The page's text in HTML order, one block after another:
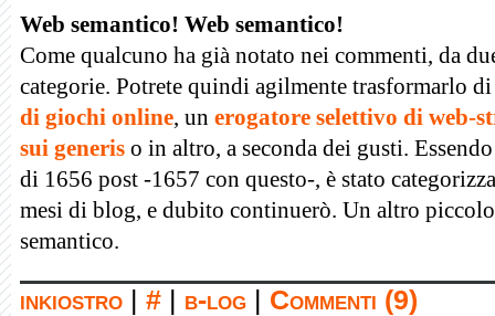
Web semantico! Web semantico!
Come qualcuno ha già notato nei commenti, da
categorie. Potrete quindi agilmente trasformarlo
di giochi online, un erogatore selettivo di web-
sui generis o in altro, a seconda dei gusti.
di 1656 post -1657 con questo-, è stato
mesi di blog, e dubito continuerò. Un altro
semantico.
inkiostro # b-log Commenti (9)